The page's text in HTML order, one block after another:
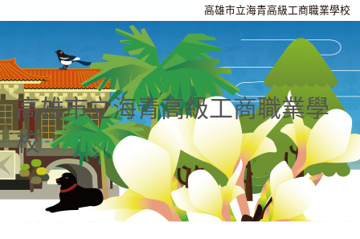
高雄市立海青高級工商職業學校
高雄市立海青高級工商職業學
校